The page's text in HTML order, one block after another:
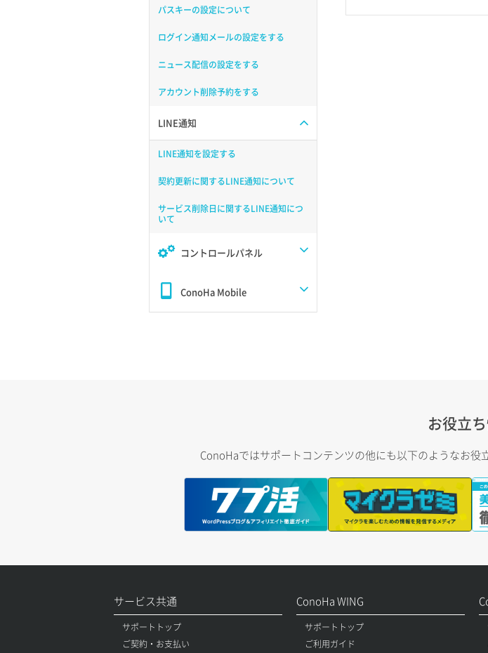
パスキーの設定について
ログイン通知メールの設定をする
ニュース配信の設定をする
アカウント削除予約をする
LINE通知
LINE通知を設定する
契約更新に関するLINE通知について
サービス削除日に関するLINE通知につ
いて
コントロールパネル
ConoHa Mobile
お役立
ConoHaではサポートコンテンツの他にも以下のようなお役
サービス共通
サポートトップ
ご契約・お支払い
ConoHa WING
サポートトップ
ご利用ガイド